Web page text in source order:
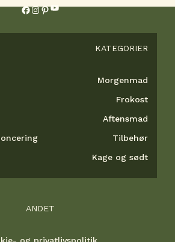
Facebook
Instagram
Pinterest
YouTube
KATEGORIER
Morgenmad
Frokost
Aftensmad
Tilbehør
Kage og sødt
ANDET